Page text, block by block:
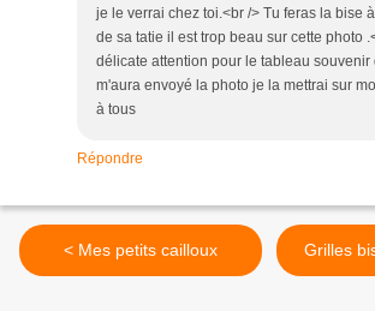
je le verrai chez toi.<br /> Tu feras la bise
de sa tatie il est trop beau sur cette photo
délicate attention pour le tableau souvenir
m'aura envoyé la photo je la mettrai sur
à tous
Répondre
< Mes petits cailloux